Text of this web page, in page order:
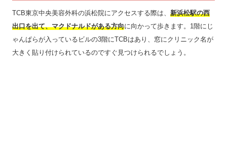
TCB東京中央美容外科の浜松院にアクセスする際は、 新浜松駅の西
出口を出て、マクドナルドがある方向に向かって歩きます。1階にじ
ゃんぱらが入っているビルの3階にTCBはあり、窓にクリニック名が
大きく貼り付けられているのですぐ見つけられるでしょう。